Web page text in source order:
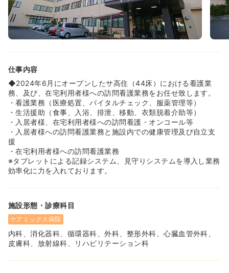
仕事内容
◆2024年6月にオープンしたサ高住（44床）における看護業
務、及び、在宅利用者様への訪問看護業務をお任せ致します。
・看護業務（医療処置、バイタルチェック、服薬管理等）
・生活援助（食事、入浴、排泄、移動、衣類脱着介助等）
・入居者様、在宅利用者様への訪問看護・オンコール等
・入居者様への訪問看護業務と施設内での健康管理及び自立支
援
・在宅利用者様への訪問看護業務
※タブレットによる記録システム、見守りシステムを導入し業務
効率化に力を入れております。
施設形態・診療科目
ケアミックス病院
内科、消化器科、循環器科、外科、整形外科、心臓血管外科、
皮膚科、放射線科、リハビリテーション科